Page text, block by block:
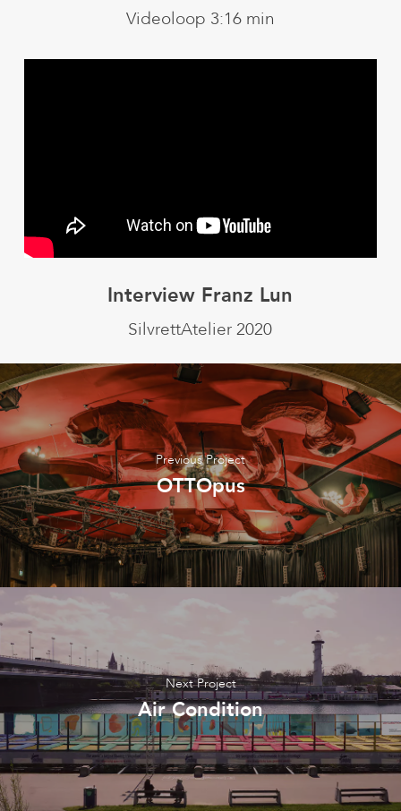
Videoloop 3:16 min
Interview Franz Lun
SilvrettAtelier 2020
Previous Project
OTTOpus
Next Project
Air Condition